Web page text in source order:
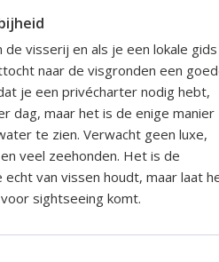
de visserij en als je een lokale gids
naar de visgronden een
je een privécharter nodig hebt,
dag, maar het is de enige manier
te zien. Verwacht geen luxe,
veel zeehonden. Het is de
van vissen houdt, maar laat
sightseeing komt.